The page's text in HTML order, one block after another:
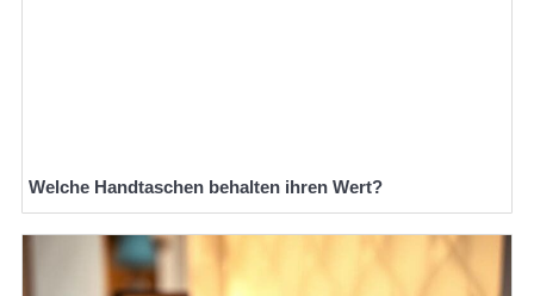
Welche Handtaschen behalten ihren Wert?